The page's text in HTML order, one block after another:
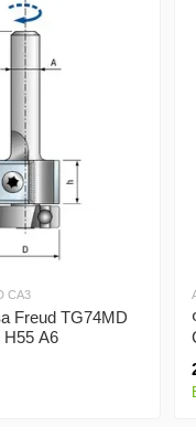
CA3
Freud TG74MD
H55 A6